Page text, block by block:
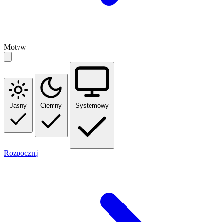
Motyw
Jasny Ciemny Systemowy
Rozpocznij